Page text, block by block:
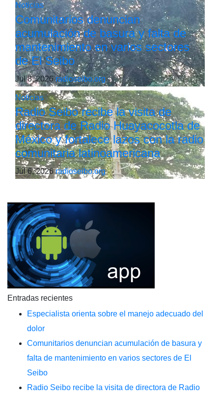
Noticias
Comunitarios denuncian
acumulación de basura y falta de
mantenimiento en varios sectores
de El Seibo
Jul 8, 2026radioseibo.org
Noticias
Radio Seibo recibe la visita de
directora de Radio Huayacocotla de
México y fortalece lazos con la radio
comunitaria latinoamericana
Jul 6, 2026radioseibo.org
Entradas recientes
Especialista orienta sobre el manejo adecuado del
dolor
Comunitarios denuncian acumulación de basura y
falta de mantenimiento en varios sectores de El
Seibo
Radio Seibo recibe la visita de directora de Radio